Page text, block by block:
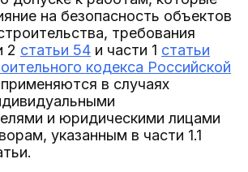
на безопасность объектов
требования
2 статьи 54 и части 1 статьи
кодекса Российской
в случаях
и юридическими лицами
указанным в части 1.1